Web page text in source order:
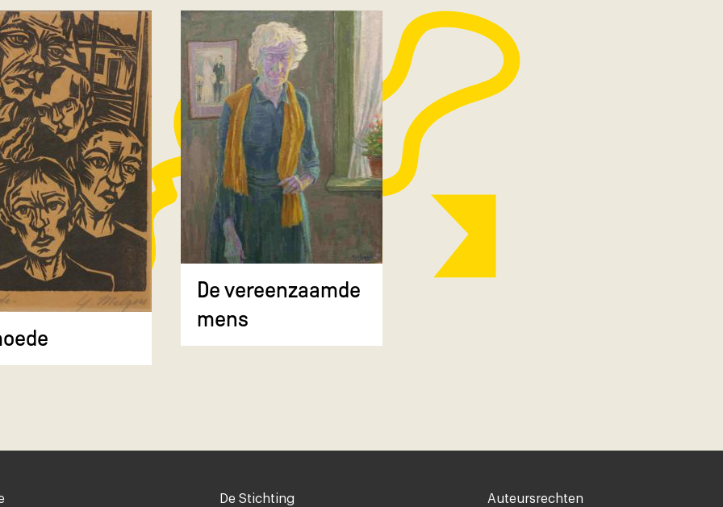
De vereenzaamde
mens
Voet
De Stichting
Voet
Auteursrechten